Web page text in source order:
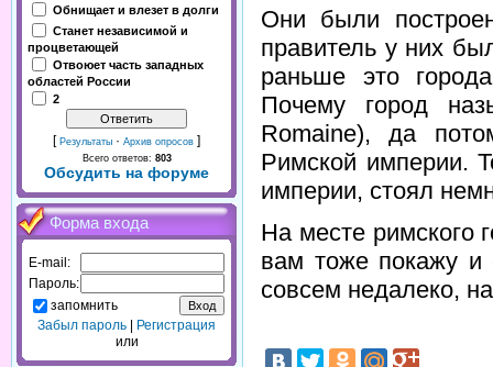
Обнищает и влезет в долги
Станет независимой и
процветающей
Отвоюет часть западных
областей России
2
[ Результаты · Архив опросов ]
Всего ответов: 803
Обсудить на форуме
Форма входа
E-mail:
Пароль:
запомнить
Забыл пароль
Регистрация
или
Они были
правитель у них
раньше это
Почему город
Romaine), да
Римской империи.
империи, стоял
На месте римского
вам тоже покажу и
совсем недалеко,